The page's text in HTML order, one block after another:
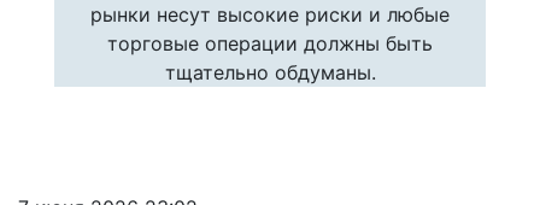
рынки несут высокие риски и любые
торговые операции должны быть
тщательно обдуманы.